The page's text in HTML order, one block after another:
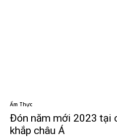
Ẩm Thực
Đón năm mới 2023 tại
khắp châu Á